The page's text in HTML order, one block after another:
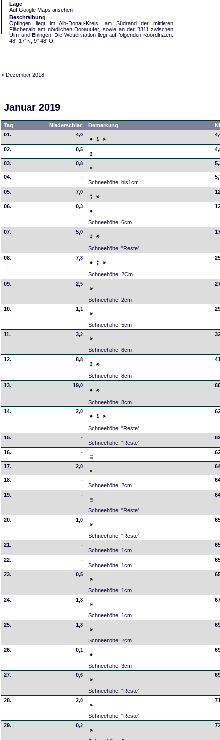
Lage
Auf Google Maps ansehen
Beschreibung
Öpfingen liegt im Alb-Donau-Kreis, am Südrand der mittleren
Flächenalb am nördlichen Donauufer, sowie an der B311 zwischen
Ulm und Ehingen. Die Wetterstation liegt auf folgenden Koordinaten:
48° 17' N, 9° 48' O
< Dezember 2018
Januar 2019
Tag Niederschlag Bemerkung
01.
4,0
02. 0,5
03. 0,8
04.
-
Schneehöhe: bis1cm
05. 7,0
06. 0,3
Schneehöhe: 6cm
07. 5,0
Schneehöhe: "Reste"
08. 7,8
Schneehöhe: 2Cm
09. 2,5
Schneehöhe: 2cm
10. 1,1
Schneehöhe: 5cm
11. 3,2
Schneehöhe: 6cm
12. 8,8
Schneehöhe: 8cm
13. 19,0
Schneehöhe: 8cm
14. 2,0
Schneehöhe: "Reste"
15.
-
Schneehöhe: "Reste"
16. -
17. 2,0
18.
-
Schneehöhe: 2cm
19. -
Schneehöhe: "Reste"
20. 1,0
Schneehöhe: "Reste"
21.
-
Schneehöhe: 1cm
22.
-
Schneehöhe: 1cm
23. 0,5
Schneehöhe: 1cm
24. 1,8
Schneehöhe: 1cm
25. 1,8
Schneehöhe: 2cm
26. 0,1
Schneehöhe: 3cm
27. 0,6
Schneehöhe: "Reste"
28. 2,0
Schneehöhe: "Reste"
29. 0,2